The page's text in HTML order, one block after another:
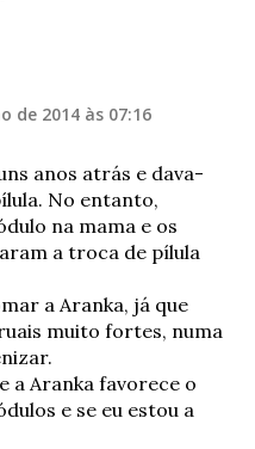
de 2014 às 07:16
anos atrás e dava-
No entanto,
na mama e os
a troca de pílula
a Aranka, já que
muito fortes, numa
a Aranka favorece o
e se eu estou a